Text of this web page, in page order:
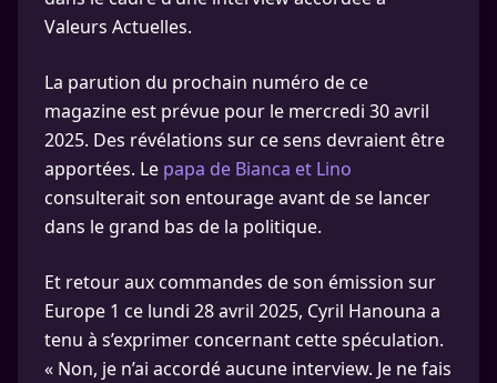
Valeurs Actuelles.
La parution du prochain numéro de ce
magazine est prévue pour le mercredi 30 avril
2025. Des révélations sur ce sens devraient être
apportées. Le papa de Bianca et Lino
consulterait son entourage avant de se lancer
dans le grand bas de la politique.
Et retour aux commandes de son émission sur
Europe 1 ce lundi 28 avril 2025, Cyril Hanouna a
tenu à s’exprimer concernant cette spéculation.
« Non, je n’ai accordé aucune interview. Je ne fais